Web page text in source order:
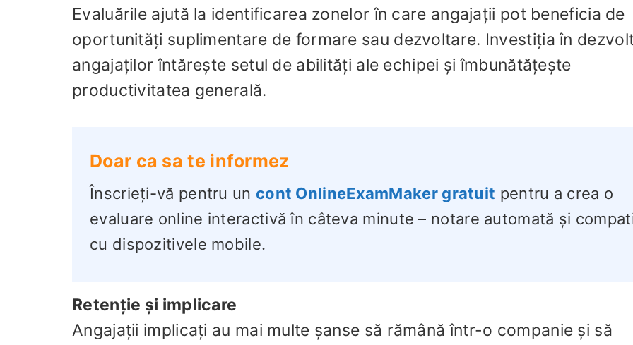
Evaluările ajută la identificarea zonelor în care angajații pot beneficia de
oportunități suplimentare de formare sau dezvoltare. Investiția în
angajaților întărește setul de abilități ale echipei și îmbunătățește
productivitatea generală.
Doar ca sa te informez
Înscrieți-vă pentru un cont OnlineExamMaker gratuit pentru a crea o
evaluare online interactivă în câteva minute – notare automată și
cu dispozitivele mobile.
Retenție și implicare
Angajații implicați au mai multe șanse să rămână într-o companie și să